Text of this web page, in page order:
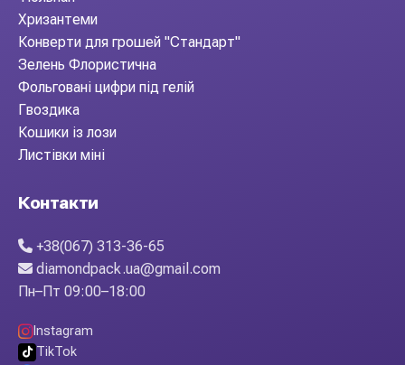
Хризантеми
Конверти для грошей "Стандарт"
Зелень Флористична
Фольговані цифри під гелій
Гвоздика
Кошики із лози
Листівки міні
Контакти
+38(067) 313-36-65
diamondpack.ua@gmail.com
Пн–Пт 09:00–18:00
Instagram
TikTok